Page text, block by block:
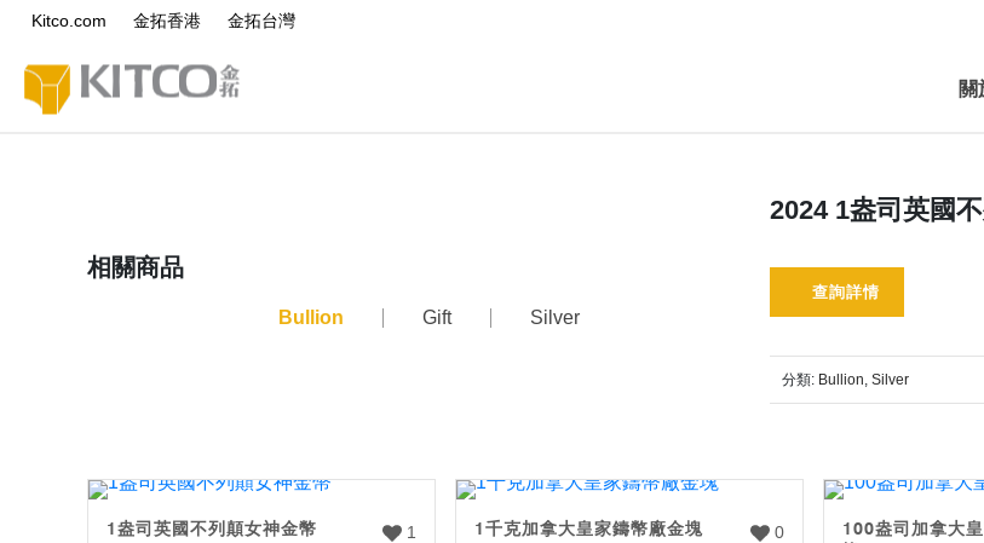
Kitco.com 金拓香港 金拓台灣
關
2024 1盎司英國
查詢詳情
分類: Bullion, Silver
相關商品
Bullion Gift Silver
1
1盎司英國不列顛女神金幣 0
1千克加拿大皇家鑄幣廠金塊
100盎司加拿大